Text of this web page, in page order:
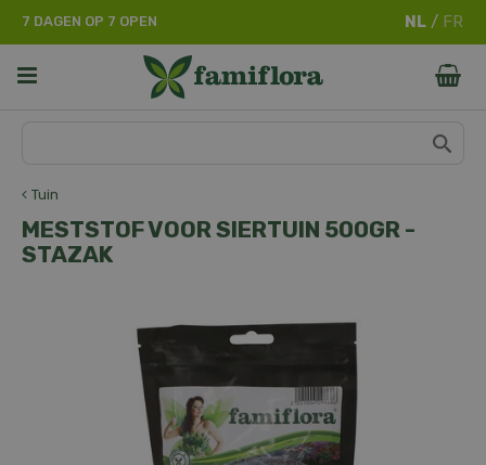
Tuin
7 DAGEN OP 7 OPEN
MESTSTOF VOOR SIERTUIN 500GR -
STAZAK